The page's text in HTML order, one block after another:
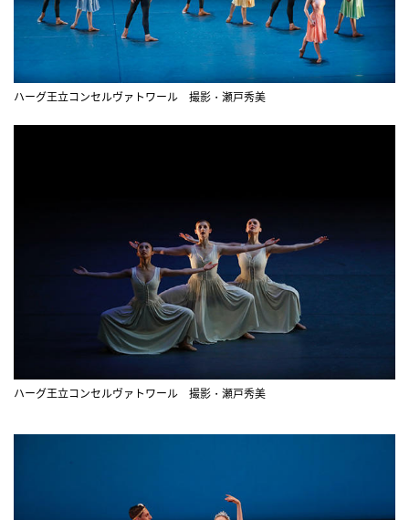
ハーグ王立コンセルヴァトワール 撮影・瀬戸秀美
ハーグ王立コンセルヴァトワール 撮影・瀬戸秀美